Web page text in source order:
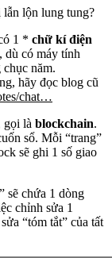
lẫn lộn lung tung?
1 * chữ kí điện
dù có máy tính
năm.
hãy đọc blog cũ
chat…
gọi là blockchain.
sổ. Mỗi “trang”
sẽ ghi 1 số giao
sẽ chứa 1 dòng
chỉnh sửa 1
“tóm tắt” của tất